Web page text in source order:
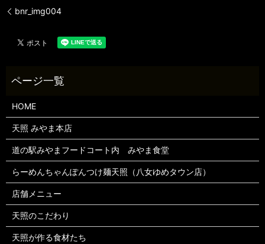
bnr_img004
HOME
天照 みやま本店
道の駅みやまフードコート内 みやま食堂
らーめんちゃんぽんつけ麺天照（八女ゆめタウン店）
店舗メニュー
天照のこだわり
天照が作る食材たち